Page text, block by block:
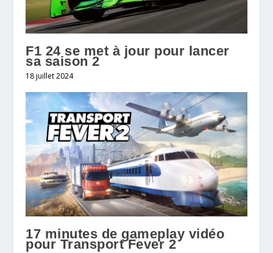
F1 24 se met à jour pour lancer
sa saison 2
18 juillet 2024
17 minutes de gameplay vidéo
pour Transport Fever 2